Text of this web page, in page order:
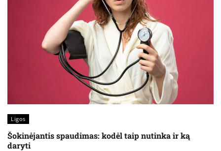
Ligos
Šokinėjantis spaudimas: kodėl taip nutinka ir ką
daryti